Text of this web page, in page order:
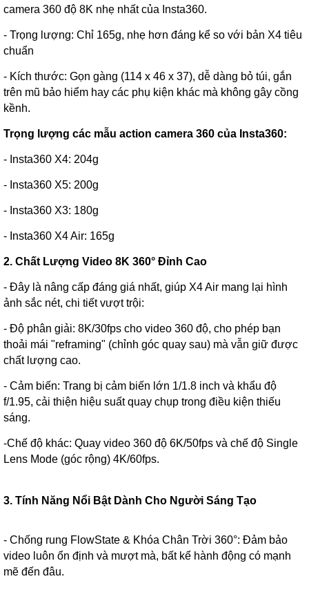
camera 360 độ 8K nhẹ nhất của Insta360.
- Trọng lượng: Chỉ 165g, nhẹ hơn đáng kể so với bản X4 tiêu
chuẩn
- Kích thước: Gọn gàng (114 x 46 x 37), dễ dàng bỏ túi, gắn
trên mũ bảo hiểm hay các phụ kiện khác mà không gây cồng
kềnh.
Trọng lượng các mẫu action camera 360 của Insta360:
- Insta360 X4: 204g
- Insta360 X5: 200g
- Insta360 X3: 180g
- Insta360 X4 Air: 165g
2. Chất Lượng Video 8K 360° Đỉnh Cao
- Đây là nâng cấp đáng giá nhất, giúp X4 Air mang lại hình
ảnh sắc nét, chi tiết vượt trội:
- Độ phân giải: 8K/30fps cho video 360 độ, cho phép bạn
thoải mái "reframing" (chỉnh góc quay sau) mà vẫn giữ được
chất lượng cao.
- Cảm biến: Trang bị cảm biến lớn 1/1.8 inch và khẩu độ
f/1.95, cải thiện hiệu suất quay chụp trong điều kiện thiếu
sáng.
-Chế độ khác: Quay video 360 độ 6K/50fps và chế độ Single
Lens Mode (góc rộng) 4K/60fps.
3. Tính Năng Nổi Bật Dành Cho Người Sáng Tạo
- Chống rung FlowState & Khóa Chân Trời 360°: Đảm bảo
video luôn ổn định và mượt mà, bất kể hành động có mạnh
mẽ đến đâu.